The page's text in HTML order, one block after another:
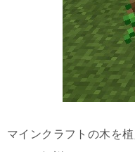
マインクラフトの木を